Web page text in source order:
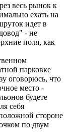
весь рынок к
ехать на
идет в
- не
поля, как
парковке
оговорюсь, что
место -
будете
себя
стороне
по двум